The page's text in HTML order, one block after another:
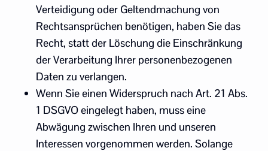
Verteidigung oder Geltendmachung von
Rechtsansprüchen benötigen, haben Sie das
Recht, statt der Löschung die Einschränkung
der Verarbeitung Ihrer personenbezogenen
Daten zu verlangen.
Wenn Sie einen Widerspruch nach Art. 21 Abs.
1 DSGVO eingelegt haben, muss eine
Abwägung zwischen Ihren und unseren
Interessen vorgenommen werden. Solange